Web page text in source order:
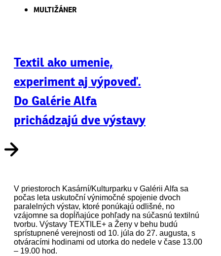
MULTIŽÁNER
Textil ako umenie,
experiment aj výpoveď.
Do Galérie Alfa
prichádzajú dve výstavy
V priestoroch Kasární/Kulturparku v Galérii Alfa sa
počas leta uskutoční výnimočné spojenie dvoch
paralelných výstav, ktoré ponúkajú odlišné, no
vzájomne sa dopĺňajúce pohľady na súčasnú textilnú
tvorbu. Výstavy TEXTILE+ a Ženy v behu budú
sprístupnené verejnosti od 10. júla do 27. augusta, s
otváracími hodinami od utorka do nedele v čase 13.00
– 19.00 hod.